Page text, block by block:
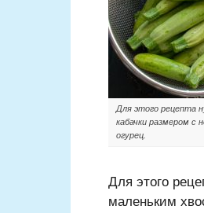
Для этого рецепта
кабачки размером с
огурец.
Для этого
маленьким